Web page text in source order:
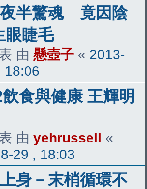
半驚魂 竟因陰
眼睫毛
由 懸壺子 « 2013-
18:06
食與健康 王輝明
由 yehrussell «
29 , 18:03
身－末梢循環不